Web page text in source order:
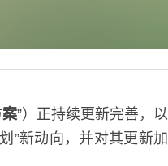
案 ”）正持续更新完善，
划”新动向，并对其更新